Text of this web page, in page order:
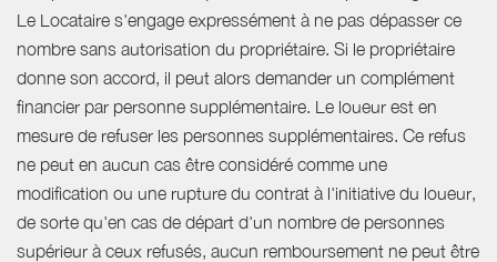
Le Locataire s'engage expressément à ne pas dépasser ce
nombre sans autorisation du propriétaire. Si le propriétaire
donne son accord, il peut alors demander un complément
financier par personne supplémentaire. Le loueur est en
mesure de refuser les personnes supplémentaires. Ce refus
ne peut en aucun cas être considéré comme une
modification ou une rupture du contrat à l'initiative du loueur,
de sorte qu'en cas de départ d'un nombre de personnes
supérieur à ceux refusés, aucun remboursement ne peut être